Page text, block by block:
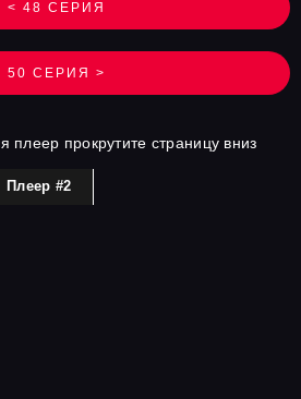
< 48 СЕРИЯ
50 СЕРИЯ >
плеер прокрутите страницу вниз
Плеер #2